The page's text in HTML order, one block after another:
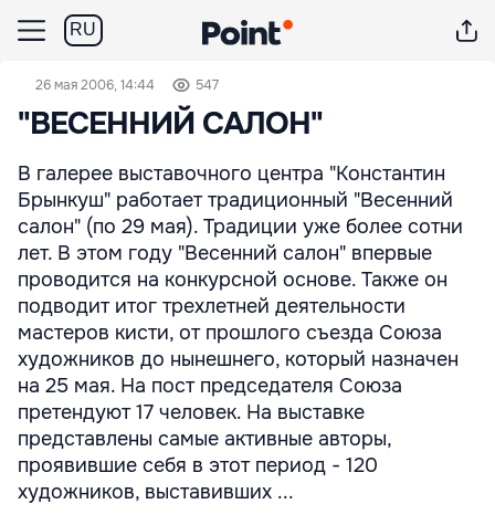
RU
26 мая 2006, 14:44 547
"ВЕСЕННИЙ САЛОН"
В галерее выставочного центра "Константин
Брынкуш" работает традиционный "Весенний
салон" (по 29 мая). Традиции уже более сотни
лет. В этом году "Весенний салон" впервые
проводится на конкурсной основе. Также он
подводит итог трехлетней деятельности
мастеров кисти, от прошлого съезда Союза
художников до нынешнего, который назначен
на 25 мая. На пост председателя Союза
претендуют 17 человек. На выставке
представлены самые активные авторы,
проявившие себя в этот период - 120
художников, выставивших ...